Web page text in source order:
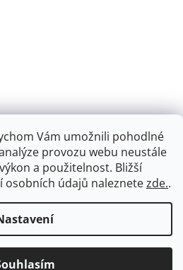
Vám umožnili pohodlné
provozu webu neustále
a použitelnost. Bližší
osobních údajů naleznetezde..